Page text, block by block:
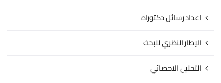
اعداد رسائل دكتوراه
الإطار النظري للبحث
التحليل الاحصائي